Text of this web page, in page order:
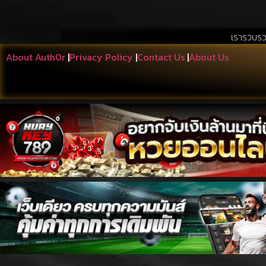
เรารวบรวมสิ่งที่เอื้อป
About Auth0r |Privacy Policy |Contact Us |About Us